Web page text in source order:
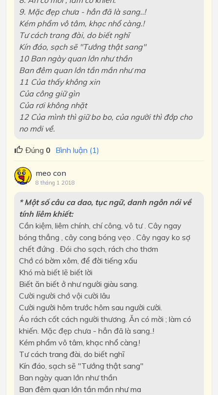
9. Mặc đẹp chưa - hẳn đã là sang..!
Kém phẩm vô tâm, khạc nhổ càng.!
Tư cách trang đài, do biết nghĩ
Kín đáo, sạch sẽ "Tướng thật sang"
10 Ban ngày quan lớn như thần
Ban đêm quan lớn tần mần như ma
11 Của thấy không xin
Của công giữ gìn
Của rơi không nhặt
12 Của mình thì giữ bo bo, của người thì đớp cho
no mới về.
Đúng 0 Bình luận (1)
meo con
8 tháng 1 2018
* Một số câu ca dao, tục ngữ, danh ngôn nói về
tính liêm khiết:
Cần kiệm, liêm chính, chí công, vô tư . Cây ngay
bóng thẳng , cây cong bóng vẹo . Cây ngay ko sợ
chết đứng . Đói cho sạch, rách cho thơm
Chớ có bờm xôm, để đời tiếng xấu
Khó mà biết lẽ biết lời
Biết ăn biết ở như người giàu sang.
Cười người chớ vội cười lâu
Cười người hôm trước hôm sau người cười.
Áo rách cốt cách người thương. Ăn có mời ; làm có
khiến. Mặc đẹp chưa - hẳn đã là sang..!
Kém phẩm vô tâm, khạc nhổ càng.!
Tư cách trang đài, do biết nghĩ
Kín đáo, sạch sẽ "Tướng thật sang"
Ban ngày quan lớn như thần
Ban đêm quan lớn tần mần như ma